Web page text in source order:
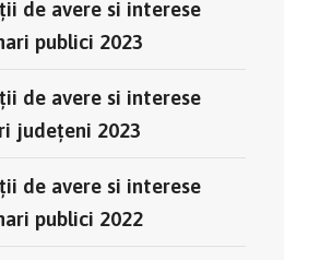
de avere si interese
publici 2023
de avere si interese
județeni 2023
de avere si interese
publici 2022